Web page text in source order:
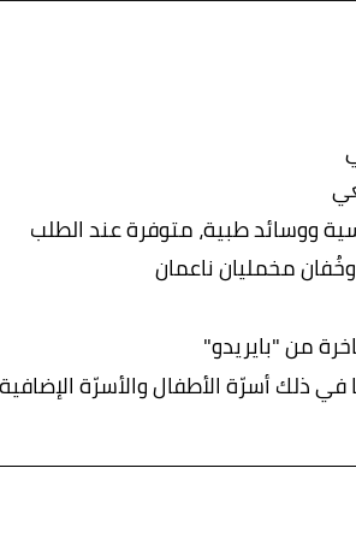
ووسائد طبية، متوفرة عند الطلب
مخمليان ناعمان
من "بايريدو"
في ذلك أسرّة الأطفال والأسرّة